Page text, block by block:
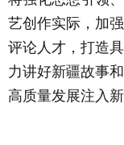
艺创作实际，加
评论人才，打造
力讲好新疆故事
高质量发展注入